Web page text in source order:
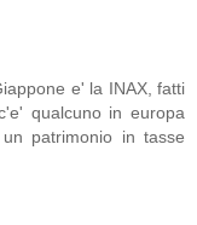
e' la INAX, fatti
qualcuno in europa
patrimonio in tasse